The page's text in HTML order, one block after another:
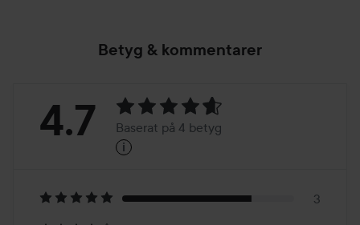
Betyg & kommentarer
Betyg:
Baserat
på
4.7 Baserat på 4 betyg
i
3